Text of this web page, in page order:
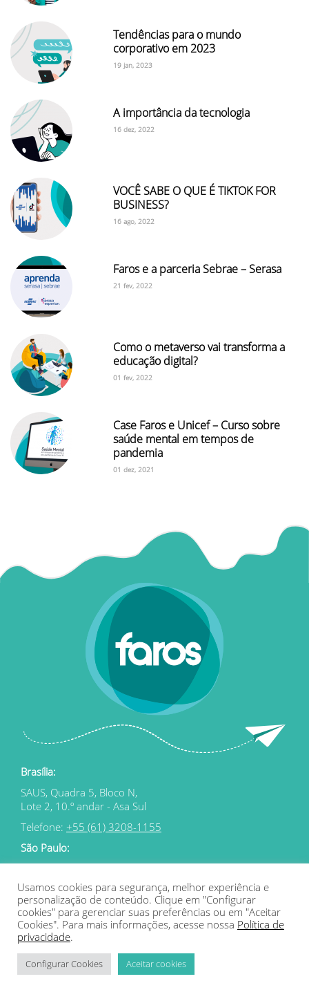
Tendências para o mundo
corporativo em 2023
19 jan, 2023
A importância da tecnologia
16 dez, 2022
VOCÊ SABE O QUE É TIKTOK FOR
BUSINESS?
16 ago, 2022
Faros e a parceria Sebrae – Serasa
21 fev, 2022
Como o metaverso vai transforma a
educação digital?
01 fev, 2022
Case Faros e Unicef – Curso sobre
saúde mental em tempos de
pandemia
01 dez, 2021
Brasília:
SAUS, Quadra 5, Bloco N,
Lote 2, 10.º andar - Asa Sul
Telefone: +55 (61) 3208-1155
São Paulo:
Rua Estados Unidos 367,
Jardim Paulista
Telefone:+55 (11) 2050-2410
comercial@faroseducacional.com.br
Usamos cookies para segurança, melhor experiência e
personalização de conteúdo. Clique em "Configurar
cookies" para gerenciar suas preferências ou em "Aceitar
Cookies". Para mais informações, acesse nossa Política de
privacidade.
Configurar Cookies Aceitar cookies